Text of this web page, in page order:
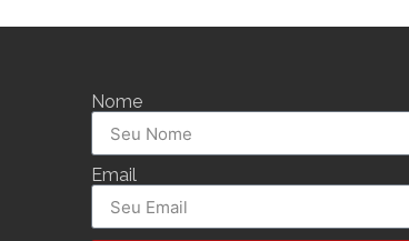
Nome
Email